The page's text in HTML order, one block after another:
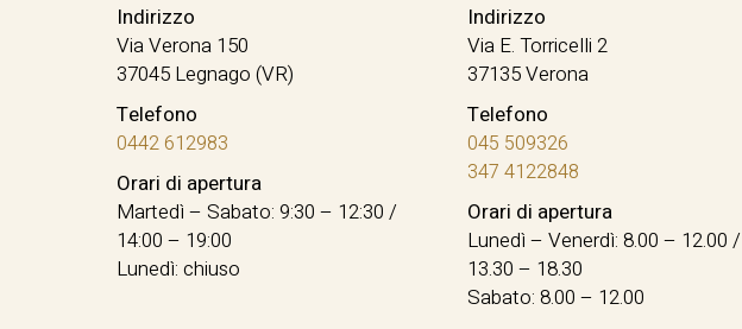
Indirizzo
Via Verona 150
37045 Legnago (VR)
Telefono
0442 612983
Orari di apertura
Martedì – Sabato: 9:30 – 12:30 /
14:00 – 19:00
Lunedì: chiuso
Indirizzo
Via E. Torricelli 2
37135 Verona
Telefono
045 509326
347 4122848
Orari di apertura
Lunedì – Venerdì: 8.00 – 12.00 /
13.30 – 18.30
Sabato: 8.00 – 12.00